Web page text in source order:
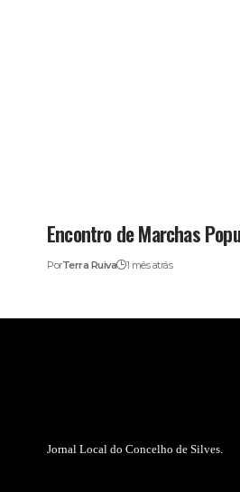
Encontro de Marchas
PorTerra Ruiva 1 mês atrás
Jornal Local do Concelho de Silves.